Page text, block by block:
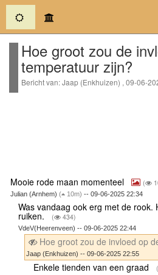
(current)
Hoe groot zou de
temperatuur zijn?
Bericht van: Jaap (Enkhuizen) , 09-06-
Mooie rode maan momenteel (
Julian (Arnhem) ( 10m) -- 09-06-2025 22:34
Was vandaag ook erg met de rook.
ruiken. ( 434)
VdeV(Heerenveen) -- 09-06-2025 22:44
Hoe groot zou de invloed op
Jaap (Enkhuizen) -- 09-06-2025 22:55
Enkele tienden van een graad (